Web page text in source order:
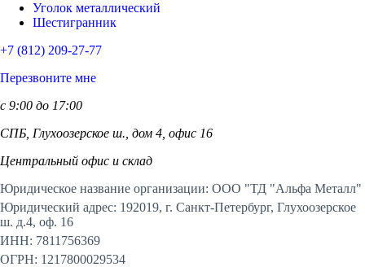
Уголок металлический
Шестигранник
+7 (812) 209-27-77
Перезвоните мне
с 9:00 до 17:00
СПБ, Глухоозерское ш., дом 4, офис 16
Центральный офис и склад
Юридическое название организации: ООО "ТД "Альфа Металл"
Юридический адрес: 192019, г. Санкт-Петербург, Глухоозерское
ш. д.4, оф. 16
ИНН: 7811756369
ОГРН: 1217800029534